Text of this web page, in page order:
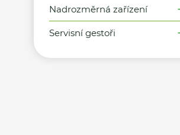
Nadrozměrná zařízení
Servisní gestoři